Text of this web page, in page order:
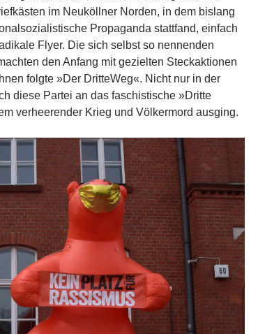
im Neuköllner Norden, in dem bislang
Propaganda stattfand, einfach
Flyer. Die sich selbst so nennenden
den Anfang mit gezielten Steckaktionen
folgte »Der DritteWeg«. Nicht nur in der
diese Partei an das faschistische »Dritte
verheerender Krieg und Völkermord ausging.